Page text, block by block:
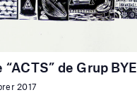
de Grup BYE
2017